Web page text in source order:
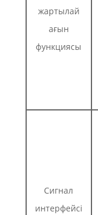
жартылай
ағын
функциясы
Сигнал
интерфейсі